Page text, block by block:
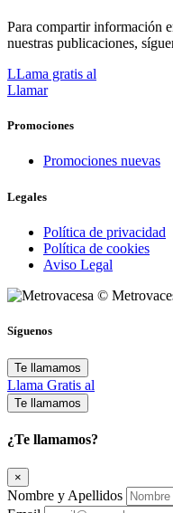
Para compartir información
nuestras publicaciones,
LLama gratis al
Llamar
Promociones
Promociones nuevas
Legales
Política de privacidad
Política de cookies
Aviso Legal
©
Síguenos
Te llamamos
Llama Gratis al
Te llamamos
¿Te llamamos?
×
Nombre y Apellidos